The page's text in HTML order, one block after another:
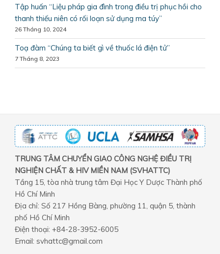
Tập huấn “Liệu pháp gia đình trong điều trị phục hồi cho
thanh thiếu niên có rối loạn sử dụng ma túy”
26 Tháng 10, 2024
Toạ đàm “Chúng ta biết gì về thuốc lá điện tử”
7 Tháng 8, 2023
TRUNG TÂM CHUYỂN GIAO CÔNG NGHỆ ĐIỀU TRỊ
NGHIỆN CHẤT & HIV MIỀN NAM (SVHATTC)
Tầng 15, tòa nhà trung tâm Đại Học Y Dược Thành phố
Hồ Chí Minh
Địa chỉ: Số 217 Hồng Bàng, phường 11, quận 5, thành
phố Hồ Chí Minh
Điện thoại: +84-28-3952-6005
Email: svhattc@gmail.com